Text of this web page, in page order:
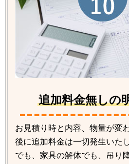
追加料金無しの
お見積り時と内容、物量が変
後に追加料金は一切発生いた
でも、家具の解体でも、吊り